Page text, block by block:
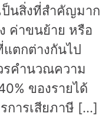
ป็นสิ่งที่สำคัญมาก
ค่าขนย้าย หรือ
ตกต่างกันไป
รคำนวณความ
ของรายได้
การเสียภาษี […]